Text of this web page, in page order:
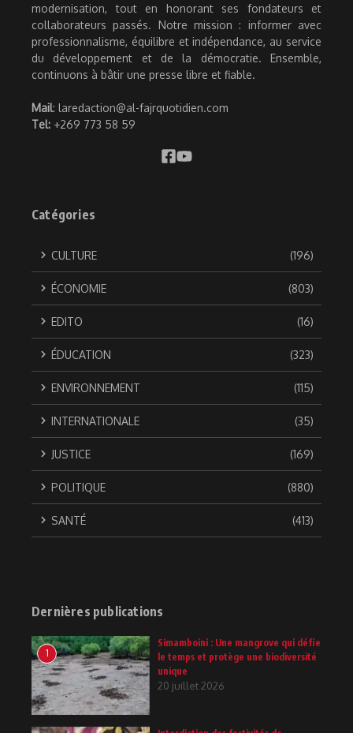
modernisation, tout en honorant ses fondateurs et
collaborateurs passés. Notre mission : informer avec
professionnalisme, équilibre et indépendance, au service
du développement et de la démocratie. Ensemble,
continuons à bâtir une presse libre et fiable.
Mail: laredaction@al-fajrquotidien.com
Tel: +269 773 58 59
Catégories
CULTURE (196)
ÉCONOMIE (803)
EDITO (16)
ÉDUCATION (323)
ENVIRONNEMENT (115)
INTERNATIONALE (35)
JUSTICE (169)
POLITIQUE (880)
SANTÉ (413)
Dernières publications
1
Simamboini : Une mangrove qui défie
le temps et protège une biodiversité
unique
20 juillet 2026